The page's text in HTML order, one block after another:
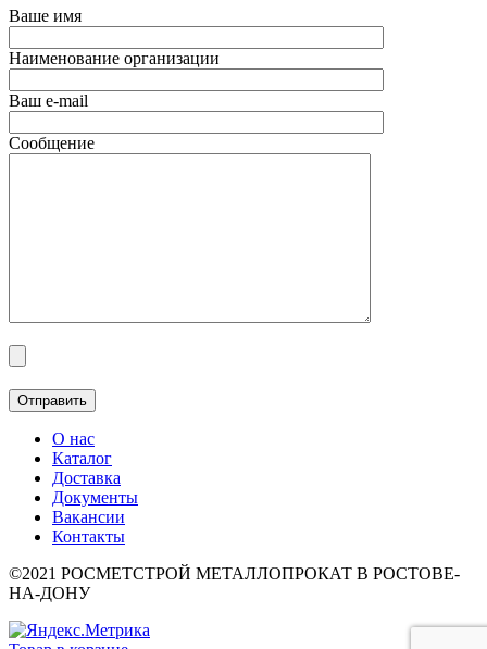
Ваше имя
Наименование организации
Ваш e-mail
Сообщение
О нас
Каталог
Доставка
Документы
Вакансии
Контакты
©2021 РОСМЕТСТРОЙ МЕТАЛЛОПРОКАТ В РОСТОВЕ-
НА-ДОНУ